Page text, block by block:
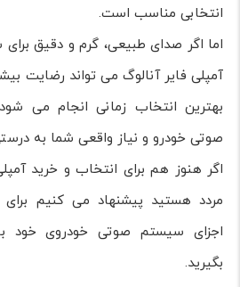
انتخابی مناسب است.
اما اگر صدای طبیعی، گرم و دقیق
آمپلی فایر آنالوگ می تواند رضایت
بهترین انتخاب زمانی انجام می
صوتی خودرو و نیاز واقعی شما به
اگر هنوز هم برای انتخاب و خرید
مردد هستید پیشنهاد می کنیم
اجزای سیستم صوتی خودروی خود
بگیرید.